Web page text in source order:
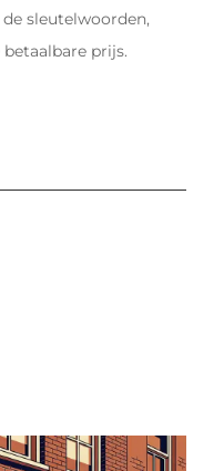
sleutelwoorden,
prijs.